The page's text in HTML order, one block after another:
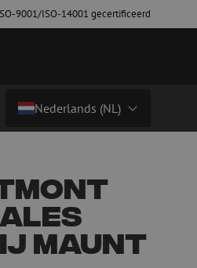
9001/ISO-14001 gecertificeerd
singlemode
Nederlands (NL)
Nederlands (NL)
Nederlands (BE)
Maunt